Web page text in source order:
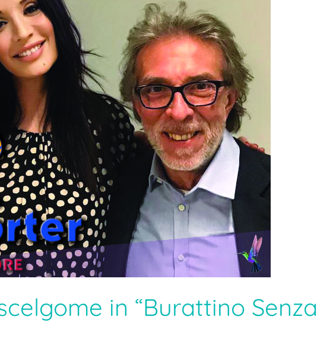
in “Burattino Senza